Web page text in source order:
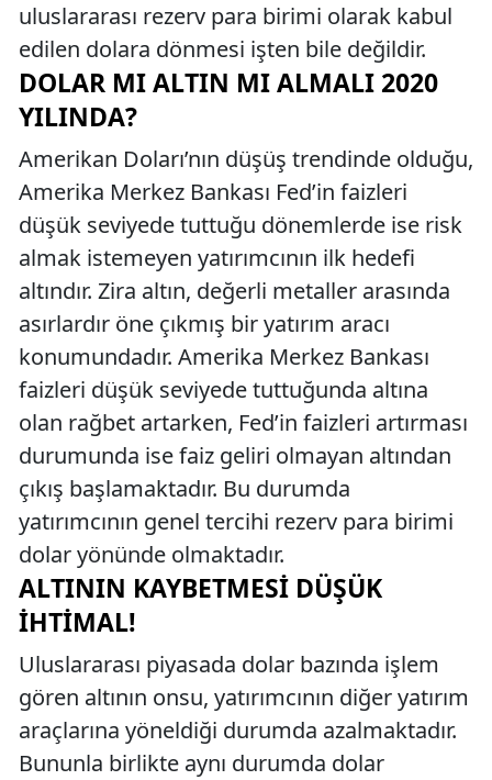
uluslararası rezerv para birimi olarak kabul
edilen dolara dönmesi işten bile değildir.
DOLAR MI ALTIN MI ALMALI 2020
YILINDA?
Amerikan Doları’nın düşüş trendinde olduğu,
Amerika Merkez Bankası Fed’in faizleri
düşük seviyede tuttuğu dönemlerde ise risk
almak istemeyen yatırımcının ilk hedefi
altındır. Zira altın, değerli metaller arasında
asırlardır öne çıkmış bir yatırım aracı
konumundadır. Amerika Merkez Bankası
faizleri düşük seviyede tuttuğunda altına
olan rağbet artarken, Fed’in faizleri artırması
durumunda ise faiz geliri olmayan altından
çıkış başlamaktadır. Bu durumda
yatırımcının genel tercihi rezerv para birimi
dolar yönünde olmaktadır.
ALTININ KAYBETMESI DÜŞÜK
İHTIMAL!
Uluslararası piyasada dolar bazında işlem
gören altının onsu, yatırımcının diğer yatırım
araçlarına yöneldiği durumda azalmaktadır.
Bununla birlikte aynı durumda dolar